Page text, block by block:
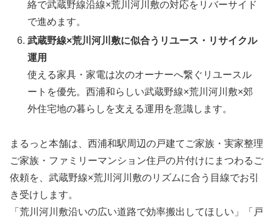
絡で武蔵野線沿線×荒川河川敷の対応をリバーサイド
で進めます。
武蔵野線×荒川河川敷に似合うリユース・リサイクル
運用
使える家具・家電は次のオーナーへ繋ぐリユースル
ートを優先。西浦和らしい武蔵野線×荒川河川敷×郊
外住宅地の暮らしを支える運用を意識します。
まるっと本舗は、西浦和駅周辺の戸建てご家族・実家整理
ご家族・ファミリーマンション住戸の片付けにまつわるご
依頼を、武蔵野線×荒川河川敷のリズムに合う目線でお引
き受けします。
「荒川河川敷沿いの広い道路で効率搬出してほしい」「戸